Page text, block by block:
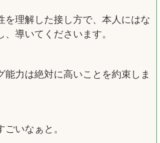
を理解した接し方で、本人にはな
導いてくださいます。
能力は絶対に高いことを約束しま
いなぁと。